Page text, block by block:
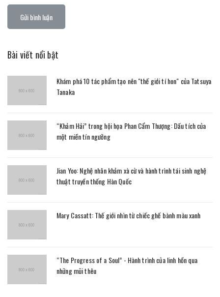
Gửi bình luận
Bài viết nổi bật
Khám phá 10 tác phẩm tạo nên "thế giới tí hon" của Tatsuya
Tanaka
“Khảm Hải” trong hội họa Phan Cẩm Thượng: Dấu tích của
một miền tín ngưỡng
Jian Yoo: Nghệ nhân khảm xà cừ và hành trình tái sinh nghệ
thuật truyền thống Hàn Quốc
Mary Cassatt: Thế giới nhìn từ chiếc ghế bành màu xanh
“The Progress of a Soul” - Hành trình của linh hồn qua
những mũi thêu